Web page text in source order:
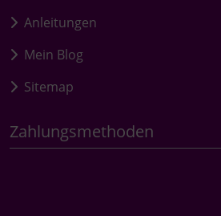
Anleitungen
Mein Blog
Sitemap
Zahlungsmethoden